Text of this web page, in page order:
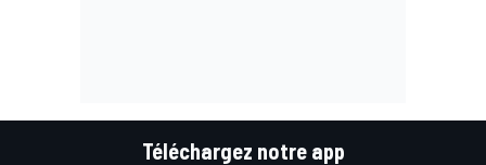
Téléchargez notre app